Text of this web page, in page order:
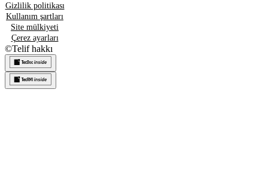
Gizlilik politikası
Kullanım şartları
Site mülkiyeti
Çerez ayarları
©Telif hakkı